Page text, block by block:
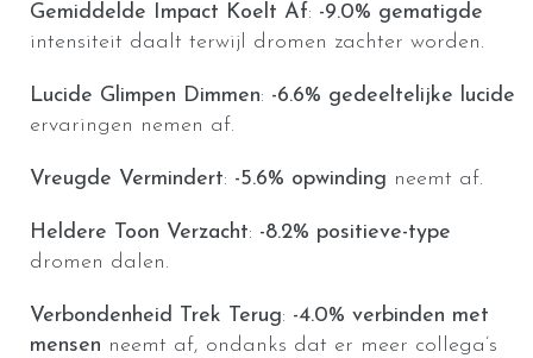
Gemiddelde Impact Koelt Af: -9.0% gematigde
intensiteit daalt terwijl dromen zachter worden.
Lucide Glimpen Dimmen: -6.6% gedeeltelijke lucide
ervaringen nemen af.
Vreugde Vermindert: -5.6% opwinding neemt af.
Heldere Toon Verzacht: -8.2% positieve-type
dromen dalen.
Verbondenheid Trek Terug: -4.0% verbinden met
mensen neemt af, ondanks dat er meer collega’s